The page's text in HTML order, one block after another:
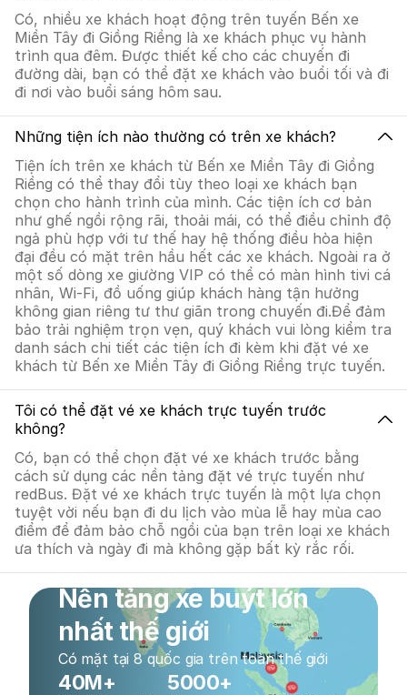
Có, nhiều xe khách hoạt động trên tuyến Bến xe
Miền Tây đi Giồng Riềng là xe khách phục vụ hành
trình qua đêm. Được thiết kế cho các chuyến đi
đường dài, bạn có thể đặt xe khách vào buổi tối và đi
đi nơi vào buổi sáng hôm sau.
Những tiện ích nào thường có trên xe khách?
Tiện ích trên xe khách từ Bến xe Miền Tây đi Giồng
Riềng có thể thay đổi tùy theo loại xe khách bạn
chọn cho hành trình của mình. Các tiện ích cơ bản
như ghế ngồi rộng rãi, thoải mái, có thể điều chỉnh độ
ngả phù hợp với tư thế hay hệ thống điều hòa hiện
đại đều có mặt trên hầu hết các xe khách. Ngoài ra ở
một số dòng xe giường VIP có thể có màn hình tivi cá
nhân, Wi-Fi, đồ uống giúp khách hàng tận hưởng
không gian riêng tư thư giãn trong chuyến đi.Để đảm
bảo trải nghiệm trọn vẹn, quý khách vui lòng kiểm tra
danh sách chi tiết các tiện ích đi kèm khi đặt vé xe
khách từ Bến xe Miền Tây đi Giồng Riềng trực tuyến.
Tôi có thể đặt vé xe khách trực tuyến trước
không?
Có, bạn có thể chọn đặt vé xe khách trước bằng
cách sử dụng các nền tảng đặt vé trực tuyến như
redBus. Đặt vé xe khách trực tuyến là một lựa chọn
tuyệt vời nếu bạn đi du lịch vào mùa lễ hay mùa cao
điểm để đảm bảo chỗ ngồi của bạn trên loại xe khách
ưa thích và ngày đi mà không gặp bất kỳ rắc rối.
Nền tảng xe buýt lớn
nhất thế giới
Có mặt tại 8 quốc gia trên toàn thế giới
40M+ 5000+